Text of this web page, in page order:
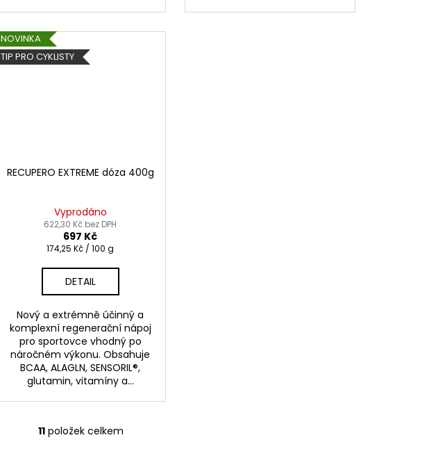
NOVINKA
TIP PRO CYKLISTY
RECUPERO EXTREME dóza 400g
Vyprodáno
622,30 Kč bez DPH
697 Kč
Měrná
174,25 Kč / 100 g
DETAIL
Nový a extrémně účinný a
komplexní regenerační nápoj
pro sportovce vhodný po
náročném výkonu. Obsahuje
BCAA, ALAGLN, SENSORIL®,
glutamin, vitamíny a...
O
11položek celkem